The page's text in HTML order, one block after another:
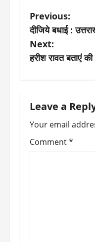
P
o
s
n
a
v
Previous:
दीजिये बधाई :
Next:
हरीश रावत बताएं
Leave a
Your email
Comment*